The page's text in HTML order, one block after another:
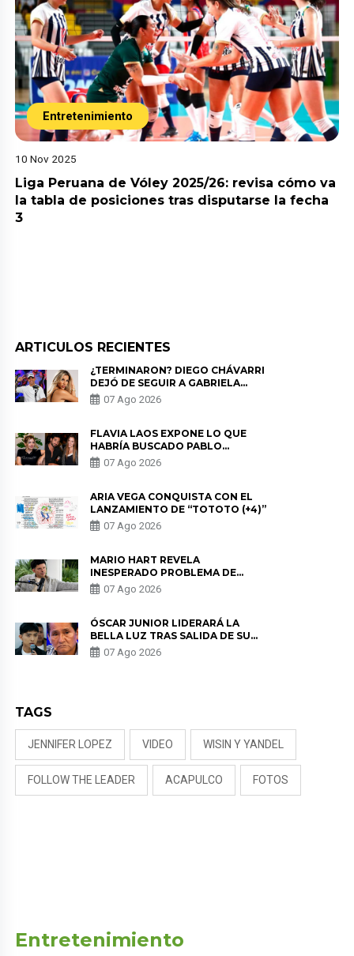
Entretenimiento
10 Nov 2025
Liga Peruana de Vóley 2025/26: revisa cómo va
la tabla de posiciones tras disputarse la fecha
3
ARTICULOS RECIENTES
¿TERMINARON? DIEGO CHÁVARRI
DEJÓ DE SEGUIR A GABRIELA
HERRERA Y ANUNCIA SU SALIDA
DE PÓDCAST
07 Ago 2026
FLAVIA LAOS EXPONE LO QUE
HABRÍA BUSCADO PABLO
HEREDIA CON ALE FULLER: “UNA
DE LAS PARTES QUERÍA EL
07 Ago 2026
ARIA VEGA CONQUISTA CON EL
LANZAMIENTO DE “TOTOTO (+4)”
07 Ago 2026
MARIO HART REVELA
INESPERADO PROBLEMA DE
SALUD ANTES DE SEPARARSE DE
KORINA: “ME ENCONTRARON UN
07 Ago 2026
ÓSCAR JUNIOR LIDERARÁ LA
BELLA LUZ TRAS SALIDA DE SU
PADRE POR POLÉMICA CON
NALDY SALDAÑA
07 Ago 2026
TAGS
JENNIFER LOPEZ VIDEO WISIN Y YANDEL
FOLLOW THE LEADER ACAPULCO FOTOS
Entretenimiento